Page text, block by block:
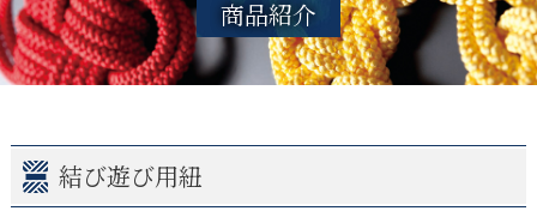
商品紹介
結び遊び用紐